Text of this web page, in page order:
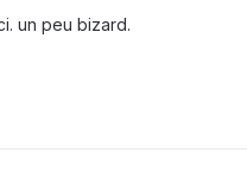
un peu bizard.